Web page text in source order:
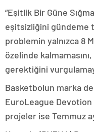
“Eşitlik Bir Güne
eşitsizliğini gündeme
problemin yalnızca 8
özelinde
gerektiğini
Basketbolun marka
EuroLeague Devotion
projeler ise Temmuz